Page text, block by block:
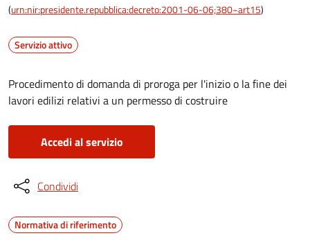
(urn:nir:presidente.repubblica:decreto:2001-06-06;380~art15)
Servizio attivo
Procedimento di domanda di proroga per l'inizio o la fine dei
lavori edilizi relativi a un permesso di costruire
Accedi al servizio
Condividi
Normativa di riferimento